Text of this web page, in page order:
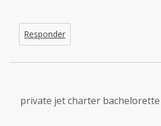
Responder
private jet charter